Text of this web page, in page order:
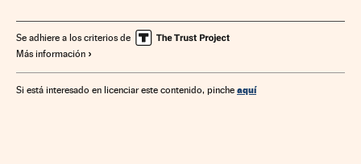
Unión Europea Mercados financieros Europa
Relaciones exteriores Finanzas
Se adhiere a los criterios de
Más información
Si está interesado en licenciar este contenido, pinche aquí